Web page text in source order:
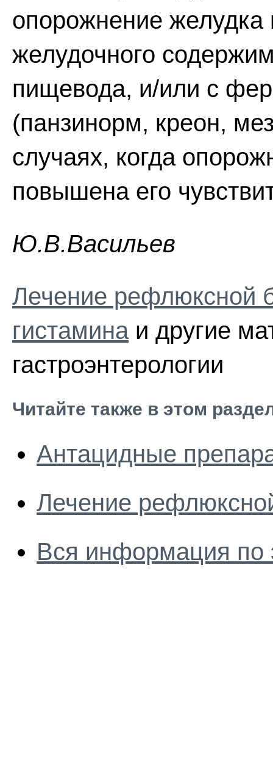
опорожнение
желудочного
пищевода, и/или с
(панзинорм, креон,
случаях, когда
повышена его
Ю.В.Васильев
Лечение рефлюксной
гистаминаи другие
гастроэнтерологии
Читайте также в этом
Антацидные
Лечение
Вся информация по